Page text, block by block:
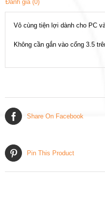
Đánh giá (0)
Vô cùng tiện lợi dành cho PC
Không cần gắn vào cổng 3.5
Share On Facebook
Pin This Product